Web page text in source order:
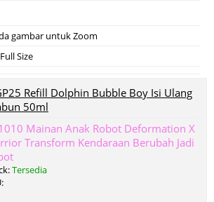
gambar untuk Zoom
Size
Refill Dolphin Bubble Boy Isi Ulang
50ml
Mainan Anak Robot Deformation X
Transform Kendaraan Berubah Jadi
Tersedia